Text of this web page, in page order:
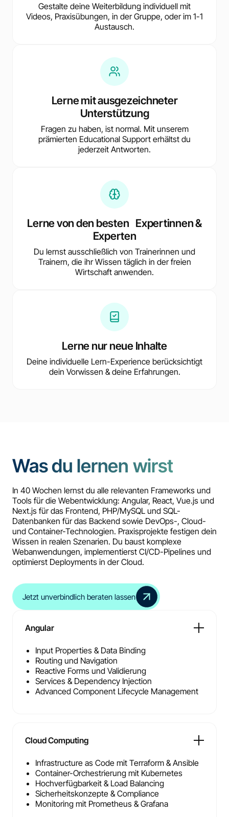
Gestalte deine Weiterbildung individuell mit
Videos, Praxisübungen, in der Gruppe, oder im 1-1
Austausch.
Lerne mit ausgezeichneter
Unterstützung
Fragen zu haben, ist normal. Mit unserem
prämierten Educational Support erhältst du
jederzeit Antworten.
Lerne von den besten Expertinnen &
Experten
Du lernst ausschließlich von Trainerinnen und
Trainern, die ihr Wissen täglich in der freien
Wirtschaft anwenden.
Lerne nur neue Inhalte
Deine individuelle Lern-Experience berücksichtigt
dein Vorwissen & deine Erfahrungen.
Was du lernen wirst
In 40 Wochen lernst du alle relevanten Frameworks und
Tools für die Webentwicklung: Angular, React, Vue.js und
Next.js für das Frontend, PHP/MySQL und SQL-
Datenbanken für das Backend sowie DevOps-, Cloud-
und Container-Technologien. Praxisprojekte festigen dein
Wissen in realen Szenarien. Du baust komplexe
Webanwendungen, implementierst CI/CD-Pipelines und
optimierst Deployments in der Cloud.
Jetzt unverbindlich beraten lassen
Angular
Input Properties & Data Binding
Routing und Navigation
Reactive Forms und Validierung
Services & Dependency Injection
Advanced Component Lifecycle Management
Cloud Computing
Infrastructure as Code mit Terraform & Ansible
Container-Orchestrierung mit Kubernetes
Hochverfügbarkeit & Load Balancing
Sicherheitskonzepte & Compliance
Monitoring mit Prometheus & Grafana